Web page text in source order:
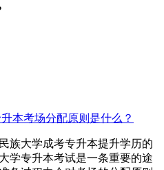
本考场分配原则是什么？
族大学成考专升本提升学历的
学专升本考试是一条重要的途